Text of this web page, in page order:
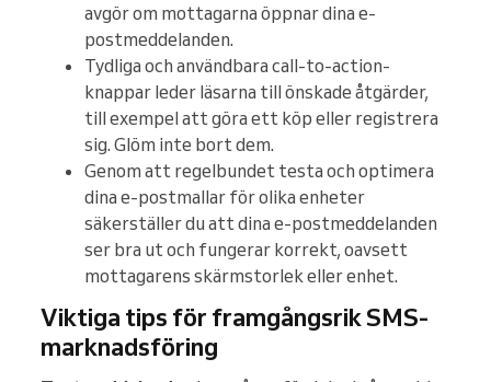
avgör om mottagarna öppnar dina e-
postmeddelanden.
Tydliga och användbara call-to-action-
knappar leder läsarna till önskade åtgärder,
till exempel att göra ett köp eller registrera
sig. Glöm inte bort dem.
Genom att regelbundet testa och optimera
dina e-postmallar för olika enheter
säkerställer du att dina e-postmeddelanden
ser bra ut och fungerar korrekt, oavsett
mottagarens skärmstorlek eller enhet.
Viktiga tips för framgångsrik SMS-
marknadsföring